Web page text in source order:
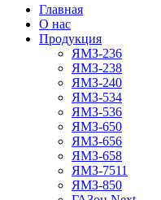
Главная
О нас
Продукция
ЯМЗ-236
ЯМЗ-238
ЯМЗ-240
ЯМЗ-534
ЯМЗ-536
ЯМЗ-650
ЯМЗ-656
ЯМЗ-658
ЯМЗ-7511
ЯМЗ-850